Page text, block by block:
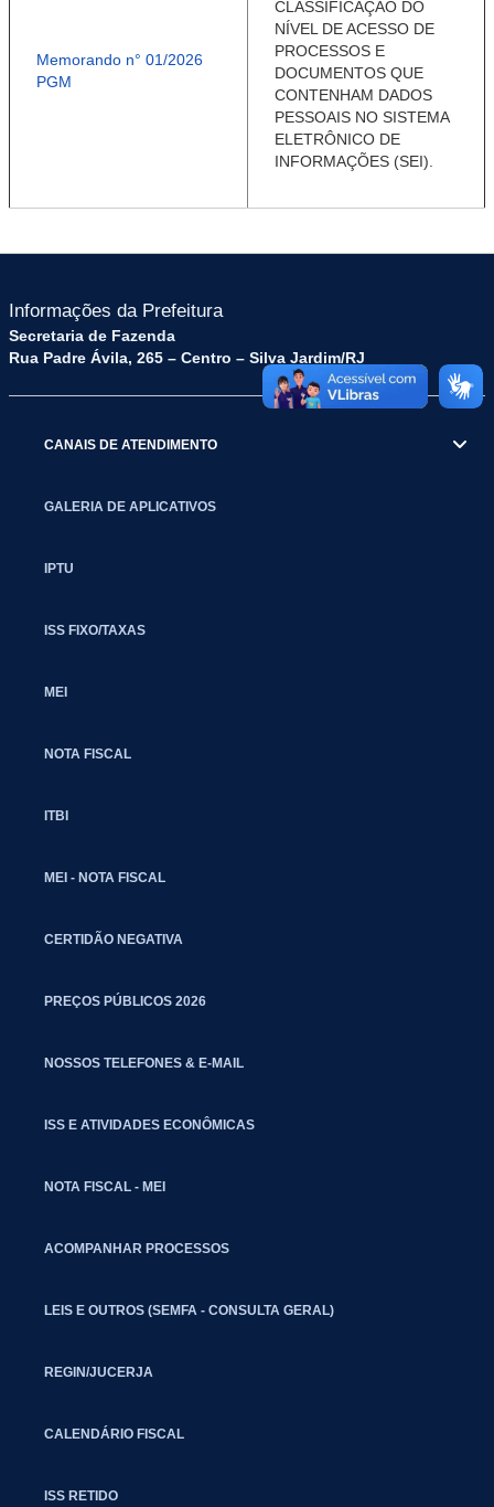
Memorando n° 01/2026
PGM
CLASSIFICAÇÃO DO
NÍVEL DE ACESSO DE
PROCESSOS E
DOCUMENTOS QUE
CONTENHAM DADOS
PESSOAIS NO SISTEMA
ELETRÔNICO DE
INFORMAÇÕES (SEI).
Informações da Prefeitura
Secretaria de Fazenda
Rua Padre Ávila, 265 – Centro – Silva Jardim/RJ
CANAIS DE ATENDIMENTO
GALERIA DE APLICATIVOS
IPTU
ISS FIXO/TAXAS
MEI
NOTA FISCAL
ITBI
MEI - NOTA FISCAL
CERTIDÃO NEGATIVA
PREÇOS PÚBLICOS 2026
NOSSOS TELEFONES & E-MAIL
ISS E ATIVIDADES ECONÔMICAS
NOTA FISCAL - MEI
ACOMPANHAR PROCESSOS
LEIS E OUTROS (SEMFA - CONSULTA GERAL)
REGIN/JUCERJA
CALENDÁRIO FISCAL
ISS RETIDO